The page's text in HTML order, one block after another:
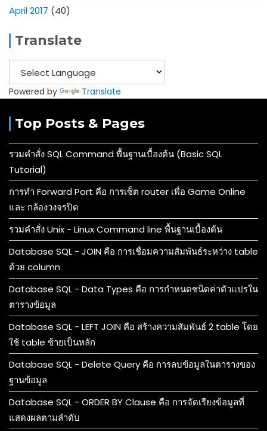
April 2017 (40)
Translate
Powered by Translate
Top Posts & Pages
รวมคำสั่ง SQL Command พื้นฐานเบื้องต้น (Basic SQL
Tutorial)
การทำ Forward Port คือ การเซ็ต router เพื่อ Game Online
และ กล้องวงจรปิด
รวมคำสั่ง Unix - Linux Command line พื้นฐานเบื้องต้น
Database SQL - JOIN คือ การเชื่อมความสัมพันธ์ระหว่าง table
ด้วย column
Database SQL - Data Types คือ การกำหนดชนิดค่าตัวแปรใน
ตารางข้อมูล
Database SQL - LEFT JOIN คือ สร้างความสัมพันธ์ 2 table โดย
ใช้ table ซ้ายเป็นหลัก
Database SQL - Delete Query คือ การลบข้อมูลในตารางของ
ฐานข้อมูล
Database SQL - ORDER BY Clause คือ การจัดเรียงข้อมูลที่
แสดงผลตามลำดับ